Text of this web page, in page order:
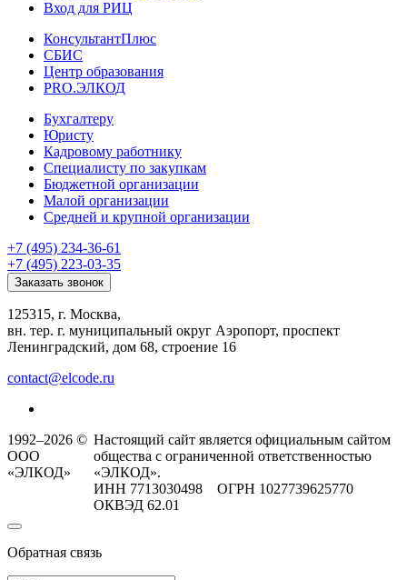
Вход для РИЦ
КонсультантПлюс
СБИС
Центр образования
PRO.ЭЛКОД
Бухгалтеру
Юристу
Кадровому работнику
Специалисту по закупкам
Бюджетной организации
Малой организации
Средней и крупной организации
+7 (495) 234-36-61
+7 (495) 223-03-35
Заказать звонок
125315, г. Москва,
вн. тер. г. муниципальный округ Аэропорт, проспект
Ленинградский, дом 68, строение 16
contact@elcode.ru
1992–2026 ©
ООО
«ЭЛКОД»
Настоящий сайт является официальным сайтом
общества с ограниченной ответственностью
«ЭЛКОД».
ИНН 7713030498 ОГРН 1027739625770
ОКВЭД 62.01
Обратная связь